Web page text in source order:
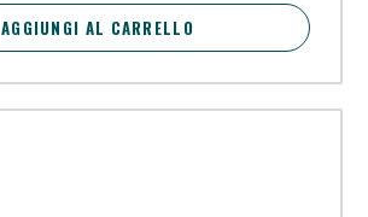
AGGIUNGI AL CARRELLO